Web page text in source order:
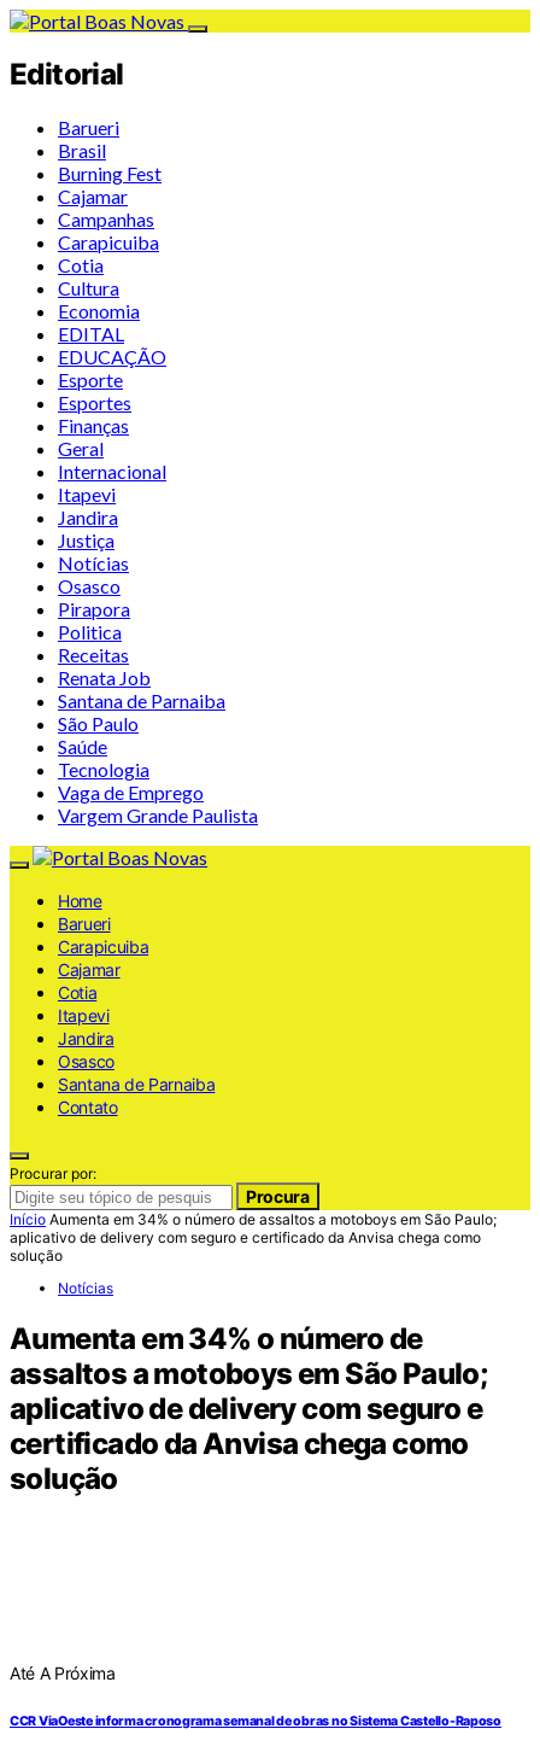
Editorial
Barueri
Brasil
Burning Fest
Cajamar
Campanhas
Carapicuiba
Cotia
Cultura
Economia
EDITAL
EDUCAÇÃO
Esporte
Esportes
Finanças
Geral
Internacional
Itapevi
Jandira
Justiça
Notícias
Osasco
Pirapora
Politica
Receitas
Renata Job
Santana de Parnaiba
São Paulo
Saúde
Tecnologia
Vaga de Emprego
Vargem Grande Paulista
Home
Barueri
Carapicuiba
Cajamar
Cotia
Itapevi
Jandira
Osasco
Santana de Parnaiba
Contato
Procurar por:
Procura
Início Aumenta em 34% o número de assaltos a motoboys em São Paulo;
aplicativo de delivery com seguro e certificado da Anvisa chega como
solução
Notícias
Aumenta em 34% o número de
assaltos a motoboys em São Paulo;
aplicativo de delivery com seguro e
certificado da Anvisa chega como
solução
Até A Próxima
CCR ViaOeste informa cronograma semanal de obras no Sistema Castello-Raposo